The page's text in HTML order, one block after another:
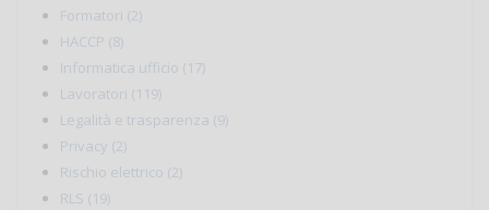
Formatori (2)
HACCP (8)
Informatica ufficio (17)
Lavoratori (119)
Legalità e trasparenza (9)
Privacy (2)
Rischio elettrico (2)
RLS (19)